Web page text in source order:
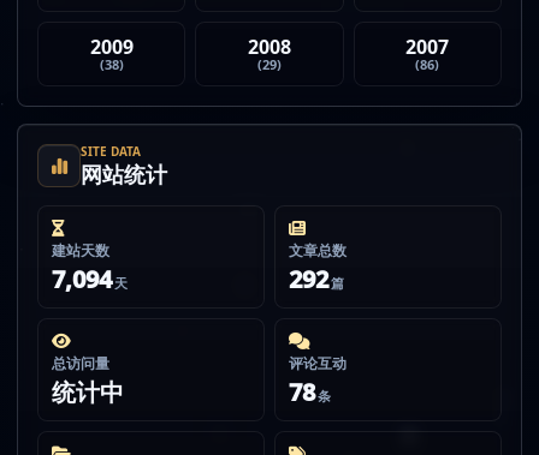
2009
(38)
2008
(29)
2007
(86)
SITE DATA
网站统计
建站天数
7,094 天
文章总数
292篇
总访问量
统计中
评论互动
78条